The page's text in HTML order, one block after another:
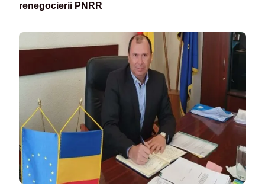
renegocierii PNRR